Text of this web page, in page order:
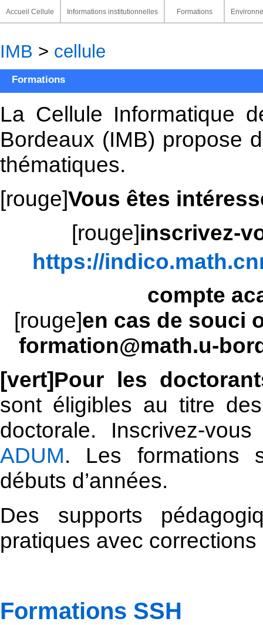
Accueil Cellule Informations institutionnelles Formations
IMB > cellule
Formations
La Cellule Informatique
Bordeaux (IMB) propose
thématiques.
[rouge]Vous êtes
[rouge]inscrivez-
https://
compte
[rouge]en cas de souci
formation@math.u-
[vert]Pour les
sont éligibles au titre
doctorale. Inscrivez-
ADUM. Les formations
débuts d’années.
Des supports
pratiques avec
Formations SSH